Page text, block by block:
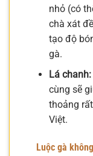
nhỏ (có
chà xát
tạo độ
gà.
Lá chanh:
cùng sẽ
thoảng
Việt.
Luộc gà